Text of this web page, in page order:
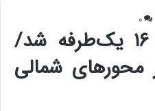
۰
چالوس از ساعت ۱۶ یک‌طرفه شد/
محورهای شمالی